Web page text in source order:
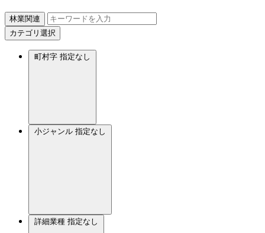
林業関連
カテゴリ選択
町村字 指定なし
小ジャンル 指定なし
詳細業種 指定なし